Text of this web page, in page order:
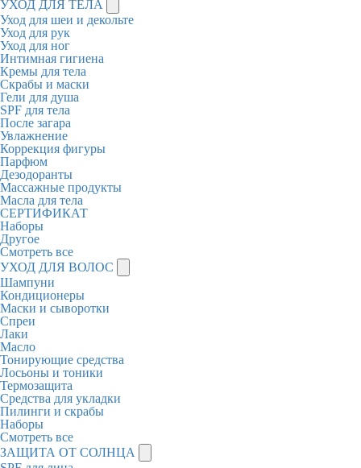
УХОД ДЛЯ ТЕЛА
Уход для шеи и декольте
Уход для рук
Уход для ног
Интимная гигиена
Кремы для тела
Скрабы и маски
Гели для душа
SPF для тела
После загара
Увлажнение
Коррекция фигуры
Парфюм
Дезодоранты
Массажные продукты
Масла для тела
СЕРТИФИКАТ
Наборы
Другое
Смотреть все
УХОД ДЛЯ ВОЛОС
Шампуни
Кондиционеры
Маски и сыворотки
Спреи
Лаки
Масло
Тонирующие средства
Лосьоны и тоники
Термозащита
Средства для укладки
Пилинги и скрабы
Наборы
Смотреть все
ЗАЩИТА ОТ СОЛНЦА